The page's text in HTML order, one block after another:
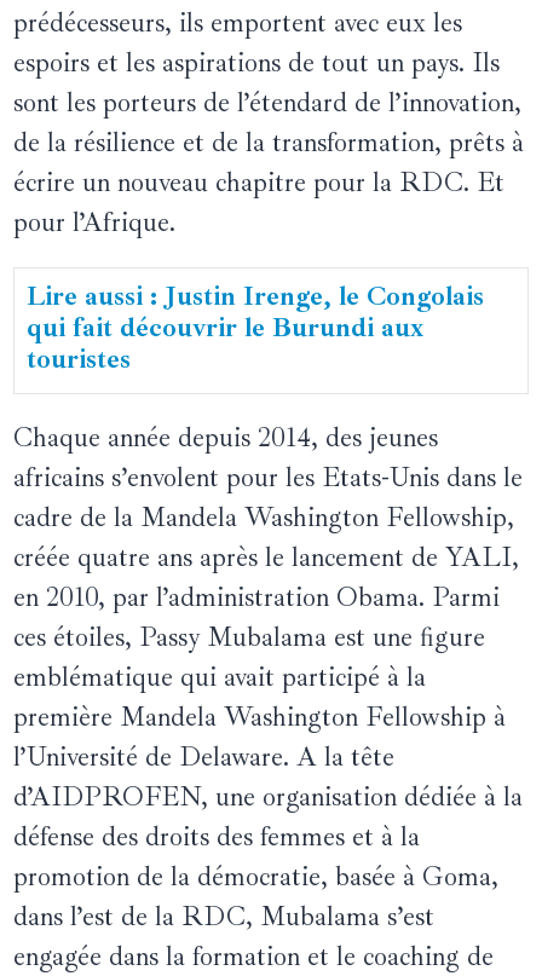
prédécesseurs, ils emportent avec eux les
espoirs et les aspirations de tout un pays. Ils
sont les porteurs de l’étendard de l’innovation,
de la résilience et de la transformation, prêts à
écrire un nouveau chapitre pour la RDC. Et
pour l’Afrique.
Lire aussi : Justin Irenge, le Congolais
qui fait découvrir le Burundi aux
touristes
Chaque année depuis 2014, des jeunes
africains s’envolent pour les Etats-Unis dans le
cadre de la Mandela Washington Fellowship,
créée quatre ans après le lancement de YALI,
en 2010, par l’administration Obama. Parmi
ces étoiles, Passy Mubalama est une figure
emblématique qui avait participé à la
première Mandela Washington Fellowship à
l’Université de Delaware. A la tête
d’AIDPROFEN, une organisation dédiée à la
défense des droits des femmes et à la
promotion de la démocratie, basée à Goma,
dans l’est de la RDC, Mubalama s’est
engagée dans la formation et le coaching de